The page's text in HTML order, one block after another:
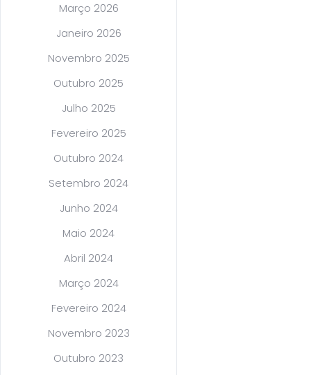
Março 2026
Janeiro 2026
Novembro 2025
Outubro 2025
Julho 2025
Fevereiro 2025
Outubro 2024
Setembro 2024
Junho 2024
Maio 2024
Abril 2024
Março 2024
Fevereiro 2024
Novembro 2023
Outubro 2023